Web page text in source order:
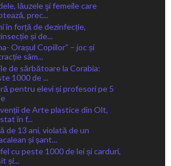
lăuzele şi femeile care
prec...
în forță de dezinfecție,
și de...
Orașul Copiilor” – joc și
sâm...
de sărbătoare la Corabia:
1000 de ...
pentru elevi și profesori pe 5
de Arte plastice din Olt,
în f...
de 13 ani, violată de un
și șant...
cu peste 1000 de lei și carduri,
și...